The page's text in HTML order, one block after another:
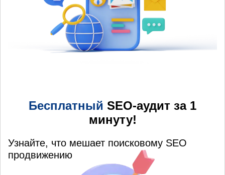
Бесплатный SEO-аудит за 1
минуту!
Узнайте, что мешает поисковому SEO
продвижению